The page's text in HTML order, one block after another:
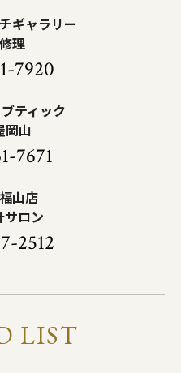
ギャラリー
理
7920
ティック
岡山
7671
山店
サロン
2512
LIST